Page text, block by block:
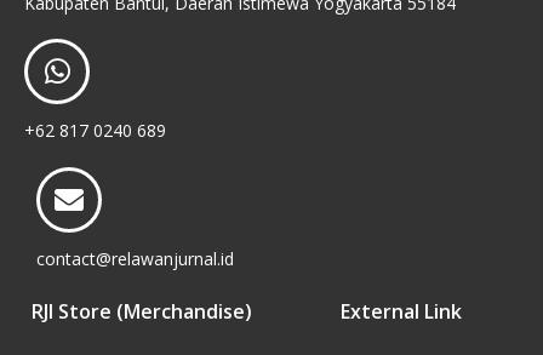
+62 817 0240 689
contact@relawanjurnal.id
RJI Store (Merchandise) External Link